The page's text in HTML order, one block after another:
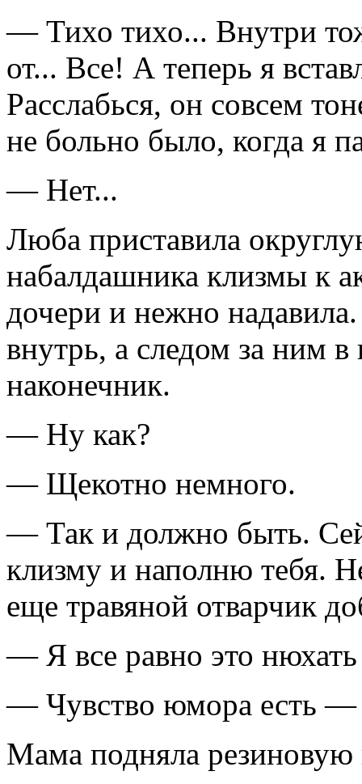
— Тихо тихо... Внутри
от... Все! А теперь я
Расслабься, он совсем
не больно было, когда я
— Нет...
Люба приставила
набалдашника клизмы к
дочери и нежно
внутрь, а следом за ним в
наконечник.
— Ну как?
— Щекотно немного.
— Так и должно быть.
клизму и наполню тебя.
еще травяной отварчик
— Я все равно это
— Чувство юмора есть
Мама подняла резиновую